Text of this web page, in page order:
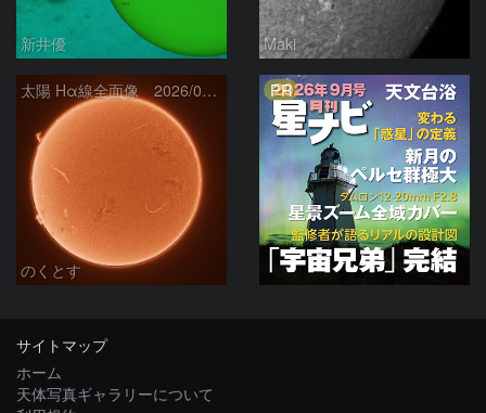
新井優 Maki
太陽 Hα線全面像 2026/08/06
のくとす
PR
サイトマップ
ホーム
天体写真ギャラリーについて